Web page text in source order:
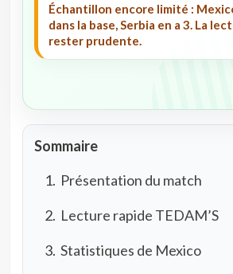
Échantillon encore limité :
dans la base, Serbia en a 3. La
rester prudente.
Sommaire
Présentation du match
Lecture rapide TEDAM’S
Statistiques de Mexico